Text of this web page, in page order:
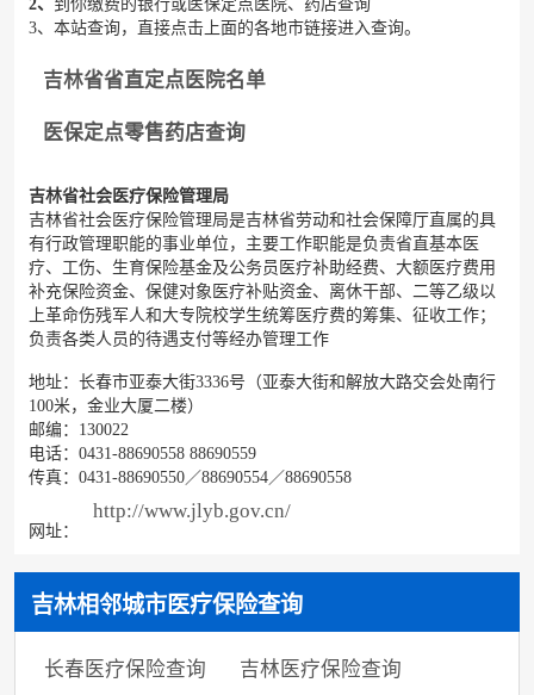
2、 到你缴费的银行或医保定点医院、药店查询
3、本站查询，直接点击上面的各地市链接进入查询。
吉林省省直定点医院名单
医保定点零售药店查询
吉林省社会医疗保险管理局
吉林省社会医疗保险管理局是吉林省劳动和社会保障厅直属的具
有行政管理职能的事业单位，主要工作职能是负责省直基本医
疗、工伤、生育保险基金及公务员医疗补助经费、大额医疗费用
补充保险资金、保健对象医疗补贴资金、离休干部、二等乙级以
上革命伤残军人和大专院校学生统筹医疗费的筹集、征收工作；
负责各类人员的待遇支付等经办管理工作
地址：长春市亚泰大街3336号（亚泰大街和解放大路交会处南行
100米，金业大厦二楼）
邮编：130022
电话：0431-88690558 88690559
传真：0431-88690550／88690554／88690558
网址：
http://www.jlyb.gov.cn/
吉林相邻城市医疗保险查询
长春医疗保险查询 吉林医疗保险查询